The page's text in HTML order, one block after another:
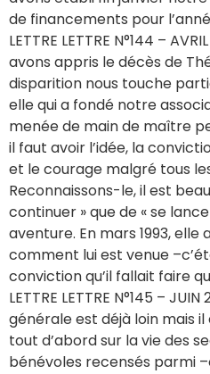
de financements pour
LETTRE LETTRE N°144 –
avons appris le décès de
disparition nous touche
elle qui a fondé notre
menée de main de maître
il faut avoir l’idée, la
et le courage malgré tous
Reconnaissons-le, il est
continuer » que de « se
aventure. En mars 1993,
comment lui est venue
conviction qu’il fallait faire
LETTRE LETTRE N°145 –
générale est déjà loin mais
tout d’abord sur la vie des
bénévoles recensés parmi